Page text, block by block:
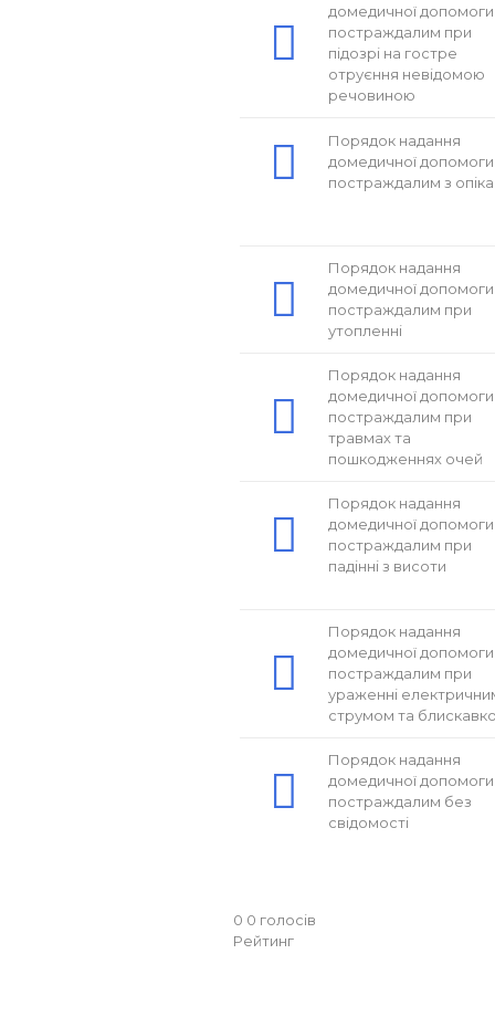
домедичної допомоги
постраждалим при
підозрі на гостре
отруєння невідомою
речовиною
Порядок надання
домедичної допомоги
постраждалим з
Порядок надання
домедичної допомоги
постраждалим при
утопленні
Порядок надання
домедичної допомоги
постраждалим при
травмах та
пошкодженнях очей
Порядок надання
домедичної допомоги
постраждалим при
падінні з висоти
Порядок надання
домедичної допомоги
постраждалим при
ураженні
струмом та
Порядок надання
домедичної допомоги
постраждалим без
свідомості
0 0 голосів
Рейтинг